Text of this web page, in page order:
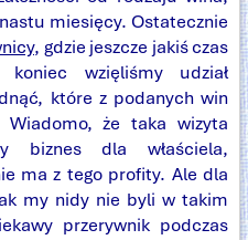
miesięcy. Ostatecznie
, gdzie jeszcze jakiś czas
wzięliśmy udział
które z podanych win
że taka wizyta
biznes dla właściela,
ma z tego profity. Ale dla
my nidy nie byli w takim
przerywnik podczas